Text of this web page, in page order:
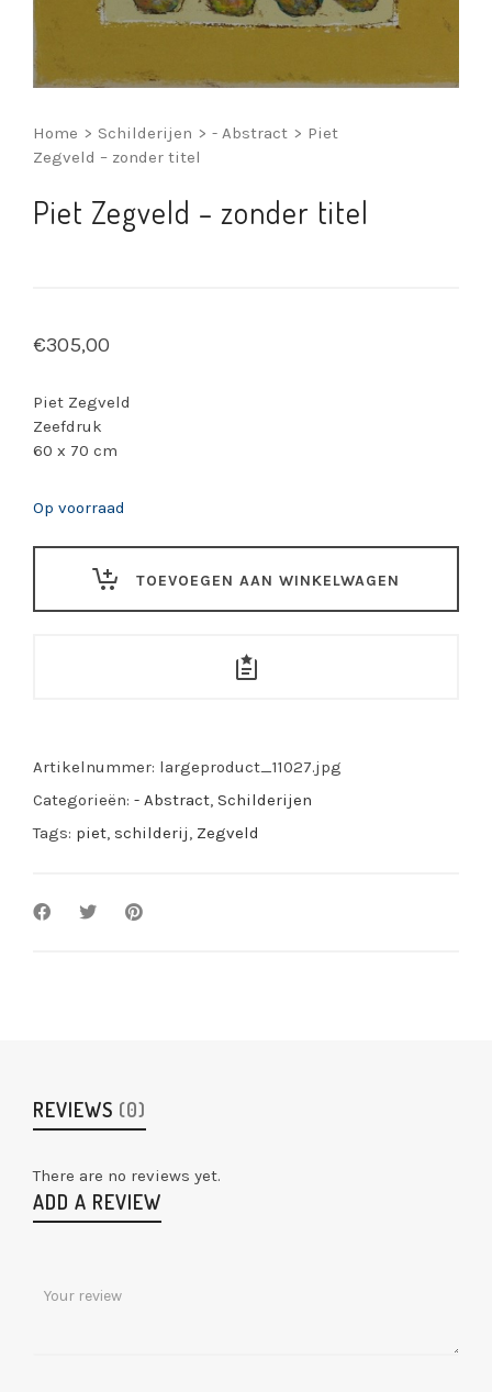
Home > Schilderijen > - Abstract > Piet
Zegveld – zonder titel
Piet Zegveld – zonder titel
€305,00
Piet Zegveld
Zeefdruk
60 x 70 cm
Op voorraad
TOEVOEGEN AAN WINKELWAGEN
Artikelnummer: largeproduct_11027.jpg
Categorieën: - Abstract, Schilderijen
Tags: piet, schilderij, Zegveld
REVIEWS (0)
There are no reviews yet.
ADD A REVIEW